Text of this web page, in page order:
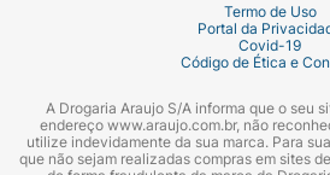
Termo de Uso
Portal da
Covid-19
Código de Ética e
A Drogaria Araujo S/A informa que o seu
endereço www.araujo.com.br, não
utilize indevidamente da sua marca. Para
que não sejam realizadas compras em sites